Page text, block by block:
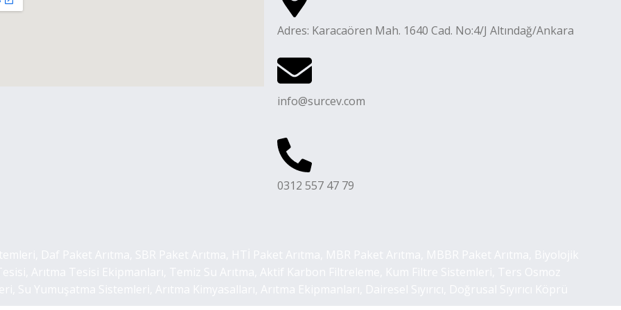
Adres: Karacaören Mah. 1640 Cad. No:4/J Altındağ/Ankara
info@surcev.com
0312 557 47 79